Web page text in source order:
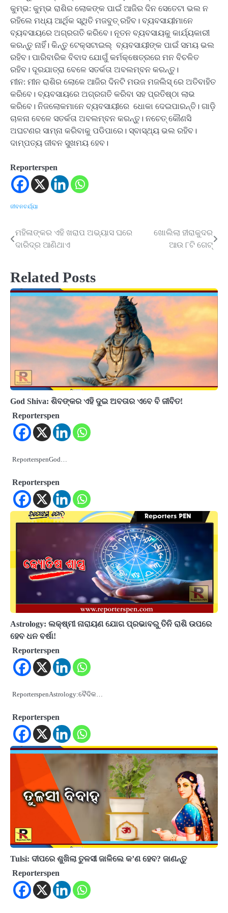
କୁମ୍ଭ: କୁମ୍ଭ ରାଶିର ଲୋକଙ୍କ ପାଇଁ ଆଜିର ଦିନ ସେତେଟା ଭଲ ନ
ରହିଲେ ମଧ୍ୟ ଆର୍ଥିକ ସ୍ଥିତି ମଜବୁତ୍ ରହିବ। ବ୍ୟବସାୟୀମାନେ
ବ୍ୟବସାୟରେ ଅଗ୍ରଗତି କରିବେ। ନୂତନ ବ୍ୟବସାୟକୁ କାର୍ଯ୍ୟକାରୀ
କରନ୍ତୁ ନାହିଁ। କିନ୍ତୁ ଟେକ୍ସଟାଇଲ୍ ବ୍ୟବସାୟୀଙ୍କ ପାଇଁ ସମୟ ଭଲ
ରହିବ। ପାରିବାରିକ ବିବାଦ ଯୋଗୁଁ କର୍ମକ୍ଷେତ୍ରରେ ମନ ବିଚଳିତ
ରହିବ। ଦୂରଯାତ୍ରା ବେଳେ ସତର୍କତା ଅବଲମ୍ବନ କରନ୍ତୁ।
ମୀନ: ମୀନ ରାଶିର ଲୋକେ ଆଜିର ଦିନଟି ମଉଜ ମଜଲିସ୍ ରେ ଅତିବାହିତ
କରିବେ। ବ୍ୟବସାୟରେ ଅଗ୍ରଗତି କରିବା ସହ ପ୍ରତିଷ୍ଠା ଲାଭ
କରିବେ। ନିଜଲୋକମାନେ ବ୍ୟବସାୟୀରେ ଧୋକା ଦେଇପାରନ୍ତି। ଗାଡି଼
ଚାଳନା ବେଳେ ସତର୍କତା ଅବଲମ୍ବନ କରନ୍ତୁ। ନଚେତ୍ କୌଣସି
ଅଘଟଣର ସାମ୍ନା କରିବାକୁ ପଡିପାରେ। ସ୍ବାସ୍ଥ୍ୟ ଭଲ ରହିବ।
ଦାମ୍ପତ୍ୟ ଜୀବନ ସୁଖମୟ ହେବ।
Reporterspen
ଜୀବନଚର୍ଯ୍ୟା
Post
navigation
ମହିଳାଙ୍କର ଏହି ଖରାପ ଅଭ୍ୟାସ ଘରେ
ଦାରିଦ୍ର ଆଣିଥାଏ
ଖୋଲିଲା ହୀରାକୁଦର
ଆଉ ୮ଟି ଗେଟ୍
Related Posts
God Shiva: ଶିବଙ୍କର ଏହି ଦୁଇ ଅବତାର ଏବେ ବି ଜୀବିତ!
Reporterspen
ReporterspenGod…
Reporterspen
Astrology: ଲକ୍ଷ୍ମୀ ନାରାୟଣ ଯୋଗ ପ୍ରଭାବରୁ ତିନି ରାଶି ଉପରେ
ହେବ ଧନ ବର୍ଷା!
Reporterspen
ReporterspenAstrology:ବୈଦିକ…
Reporterspen
Tulsi: ଦୀପରେ ଶୁଖିଲା ତୁଳସୀ ଜାଳିଲେ କ’ଣ ହେବ? ଜାଣନ୍ତୁ
Reporterspen